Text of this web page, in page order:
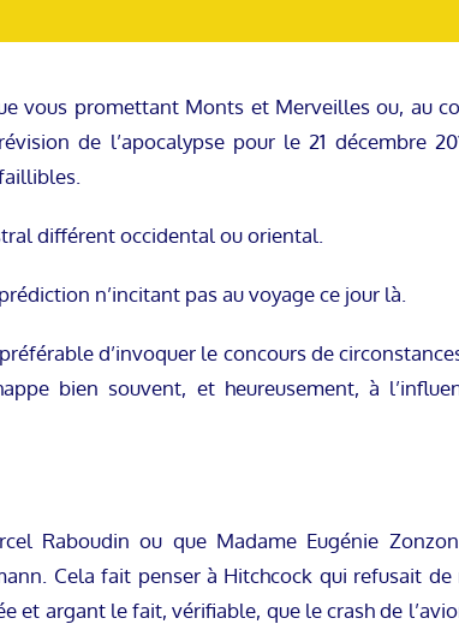
vous promettant Monts et Merveilles ou, au
de l’apocalypse pour le 21 décembre
différent occidental ou oriental.
n’incitant pas au voyage ce jour là.
d’invoquer le concours de
bien souvent, et heureusement, à
Raboudin ou que Madame Eugénie
Cela fait penser à Hitchcock qui refusait
et argant le fait, vérifiable, que le crash de